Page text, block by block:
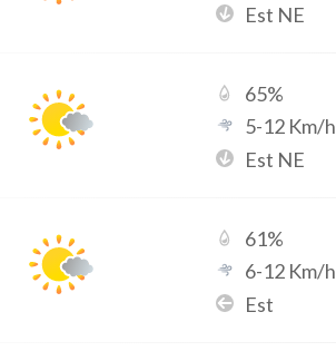
Est NE
65%
5-12 Km/h
Est NE
61%
6-12 Km/h
Est